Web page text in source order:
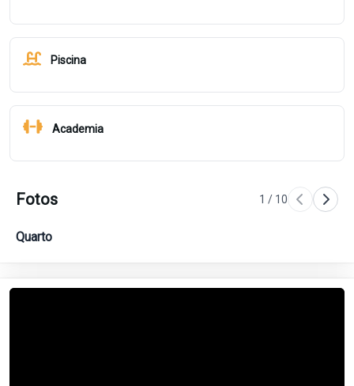
Piscina
Academia
Fotos 1 / 10
Quarto